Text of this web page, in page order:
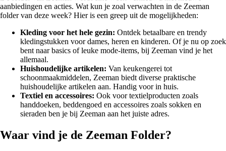
aanbiedingen en acties. Wat kun je zoal verwachten in de Zeeman
folder van deze week? Hier is een greep uit de mogelijkheden:
Kleding voor het hele gezin: Ontdek betaalbare en trendy
kledingstukken voor dames, heren en kinderen. Of je nu op zoek
bent naar basics of leuke mode-items, bij Zeeman vind je het
allemaal.
Huishoudelijke artikelen: Van keukengerei tot
schoonmaakmiddelen, Zeeman biedt diverse praktische
huishoudelijke artikelen aan. Handig voor in huis.
Textiel en accessoires: Ook voor textielproducten zoals
handdoeken, beddengoed en accessoires zoals sokken en
sieraden ben je bij Zeeman aan het juiste adres.
Waar vind je de Zeeman Folder?